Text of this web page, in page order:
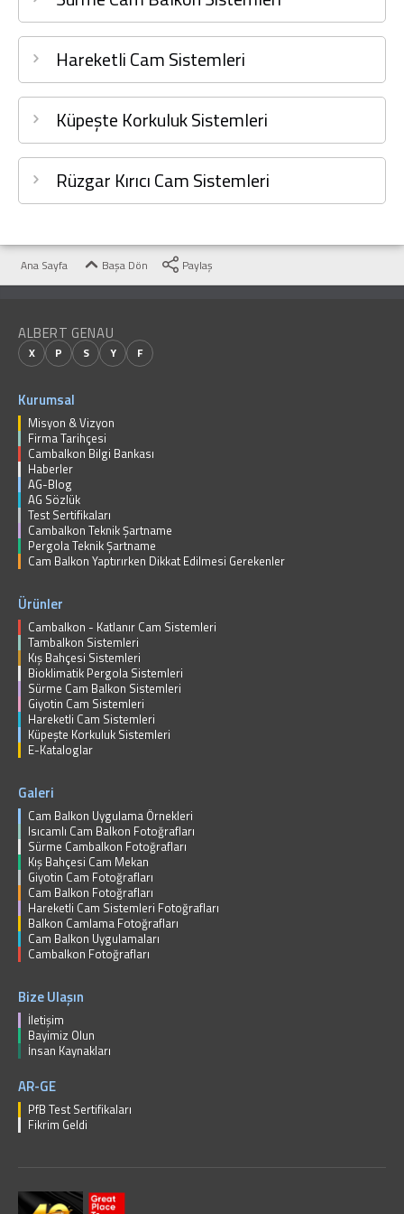
Hareketli Cam Sistemleri
Hareketli Cam Duvarlar
Hareketli Cam Duvarlar
Küpeşte Korkuluk Sistemleri
Linera
Cam Korkuluk Sistemi - Linera
Rüzgar Kırıcı Cam Sistemleri
AirFlex
Rüzgar Kırıcı Cam Sistemi - AirFlex
Ana Sayfa Başa Dön Paylaş
ALBERT GENAU
X P S Y F
Kurumsal
Misyon & Vizyon
Firma Tarihçesi
Cambalkon Bilgi Bankası
Haberler
AG-Blog
AG Sözlük
Test Sertifikaları
Cambalkon Teknik Şartname
Pergola Teknik Şartname
Cam Balkon Yaptırırken Dikkat Edilmesi Gerekenler
Ürünler
Cambalkon - Katlanır Cam Sistemleri
Tambalkon Sistemleri
Kış Bahçesi Sistemleri
Bioklimatik Pergola Sistemleri
Sürme Cam Balkon Sistemleri
Giyotin Cam Sistemleri
Hareketli Cam Sistemleri
Küpeşte Korkuluk Sistemleri
E-Kataloglar
Galeri
Cam Balkon Uygulama Örnekleri
Isıcamlı Cam Balkon Fotoğrafları
Sürme Cambalkon Fotoğrafları
Kış Bahçesi Cam Mekan
Giyotin Cam Fotoğrafları
Cam Balkon Fotoğrafları
Hareketli Cam Sistemleri Fotoğrafları
Balkon Camlama Fotoğrafları
Cam Balkon Uygulamaları
Cambalkon Fotoğrafları
Bize Ulaşın
İletişim
Bayimiz Olun
İnsan Kaynakları
AR-GE
PfB Test Sertifikaları
Fikrim Geldi